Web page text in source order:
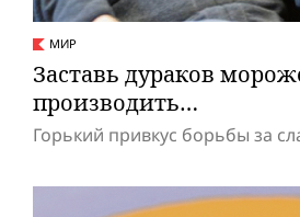
МИР
Заставь дураков
производить…
Горький привкус борьбы за